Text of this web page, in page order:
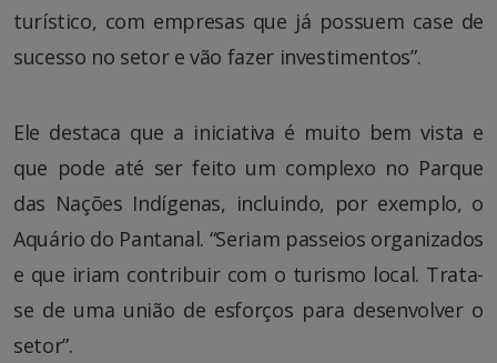
turístico, com empresas que já possuem case de
sucesso no setor e vão fazer investimentos”.
Ele destaca que a iniciativa é muito bem vista e
que pode até ser feito um complexo no Parque
das Nações Indígenas, incluindo, por exemplo, o
Aquário do Pantanal. “Seriam passeios organizados
e que iriam contribuir com o turismo local. Trata-
se de uma união de esforços para desenvolver o
setor”.